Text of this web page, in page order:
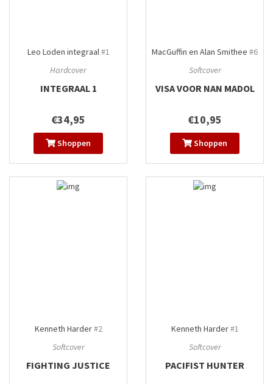
Leo Loden integraal#1
Hardcover
INTEGRAAL 1
€34,95
Shoppen
MacGuffin en Alan Smithee #6
Softcover
VISA VOOR NAN MADOL
€10,95
Shoppen
Kenneth Harder#2
Softcover
FIGHTING JUSTICE
Kenneth Harder#1
Softcover
PACIFIST HUNTER